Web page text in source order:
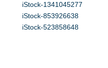
iStock-1341045277
iStock-853926638
iStock-523858648